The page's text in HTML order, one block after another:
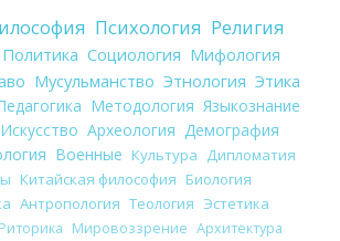
Психология Религия
Политика Социология Мифология
Мусульманство Этнология Этика
Методология Языкознание
Искусство Археология Демография
Военные Культура
Дипломатия
Китайская философия Биология
Антропология Теология Эстетика
Риторика Мировоззрение Архитектура